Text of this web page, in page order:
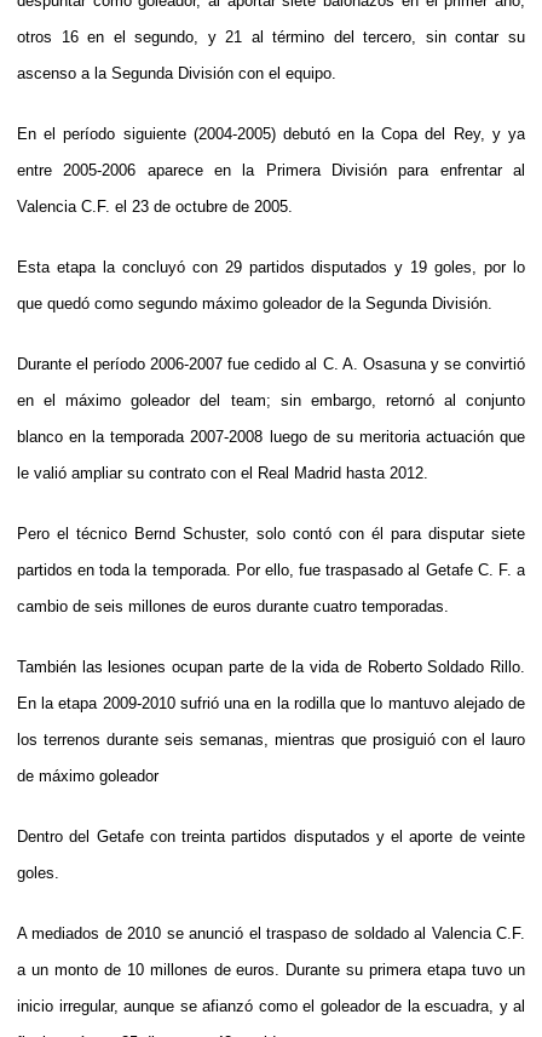
otros 16 en el segundo, y 21 al término del tercero, sin contar su
ascenso a la Segunda División con el equipo.
En el período siguiente (2004-2005) debutó en la Copa del Rey, y ya
entre 2005-2006 aparece en la Primera División para enfrentar al
Valencia C.F. el 23 de octubre de 2005.
Esta etapa la concluyó con 29 partidos disputados y 19 goles, por lo
que quedó como segundo máximo goleador de la Segunda División.
Durante el período 2006-2007 fue cedido al C. A. Osasuna y se convirtió
en el máximo goleador del team; sin embargo, retornó al conjunto
blanco en la temporada 2007-2008 luego de su meritoria actuación que
le valió ampliar su contrato con el Real Madrid hasta 2012.
Pero el técnico Bernd Schuster, solo contó con él para disputar siete
partidos en toda la temporada. Por ello, fue traspasado al Getafe C. F. a
cambio de seis millones de euros durante cuatro temporadas.
También las lesiones ocupan parte de la vida de Roberto Soldado Rillo.
En la etapa 2009-2010 sufrió una en la rodilla que lo mantuvo alejado de
los terrenos durante seis semanas, mientras que prosiguió con el lauro
de máximo goleador
Dentro del Getafe con treinta partidos disputados y el aporte de veinte
goles.
A mediados de 2010 se anunció el traspaso de soldado al Valencia C.F.
a un monto de 10 millones de euros. Durante su primera etapa tuvo un
inicio irregular, aunque se afianzó como el goleador de la escuadra, y al